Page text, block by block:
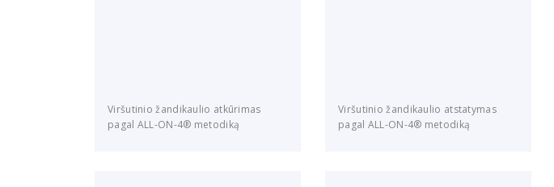
Viršutinio žandikaulio atkūrimas
pagal ALL-ON-4® metodiką
Viršutinio žandikaulio atstatymas
pagal ALL-ON-4® metodiką